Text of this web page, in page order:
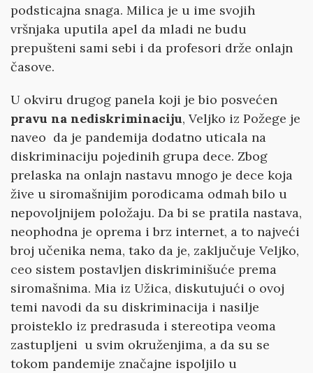
podsticajna snaga. Milica je u ime svojih
vršnjaka uputila apel da mladi ne budu
prepušteni sami sebi i da profesori drže onlajn
časove.
U okviru drugog panela koji je bio posvećen
pravu na nediskriminaciju, Veljko iz Požege je
naveo da je pandemija dodatno uticala na
diskriminaciju pojedinih grupa dece. Zbog
prelaska na onlajn nastavu mnogo je dece koja
žive u siromašnijim porodicama odmah bilo u
nepovoljnijem položaju. Da bi se pratila nastava,
neophodna je oprema i brz internet, a to najveći
broj učenika nema, tako da je, zaključuje Veljko,
ceo sistem postavljen diskriminišuće prema
siromašnima. Mia iz Užica, diskutujući o ovoj
temi navodi da su diskriminacija i nasilje
proisteklo iz predrasuda i stereotipa veoma
zastupljeni u svim okruženjima, a da su se
tokom pandemije značajne ispoljilo u